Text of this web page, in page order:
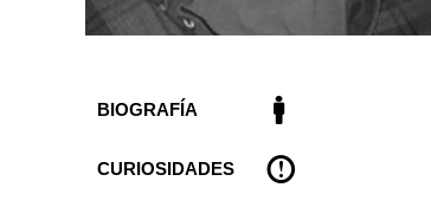
BIOGRAFÍA
CURIOSIDADES